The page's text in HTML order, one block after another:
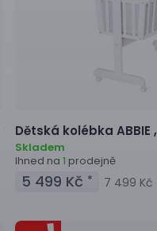
Dětská kolébka ABBIE ,
Skladem
Ihned na 1 prodejně
5 499 Kč * 7 499 Kč